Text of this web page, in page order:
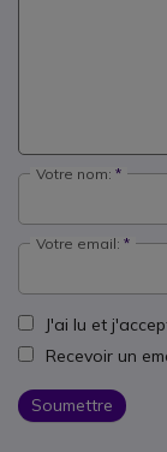
Votre nom:
Votre email:
J'ai lu et
Recevoir un
Soumettre